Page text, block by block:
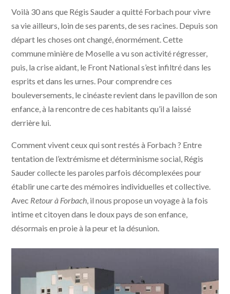
Voilà 30 ans que Régis Sauder a quitté Forbach pour vivre
sa vie ailleurs, loin de ses parents, de ses racines. Depuis son
départ les choses ont changé, énormément. Cette
commune minière de Moselle a vu son activité régresser,
puis, la crise aidant, le Front National s’est infiltré dans les
esprits et dans les urnes. Pour comprendre ces
bouleversements, le cinéaste revient dans le pavillon de son
enfance, à la rencontre de ces habitants qu’il a laissé
derrière lui.
Comment vivent ceux qui sont restés à Forbach ? Entre
tentation de l’extrémisme et déterminisme social, Régis
Sauder collecte les paroles parfois décomplexées pour
établir une carte des mémoires individuelles et collective.
Avec Retour à Forbach, il nous propose un voyage à la fois
intime et citoyen dans le doux pays de son enfance,
désormais en proie à la peur et la désunion.